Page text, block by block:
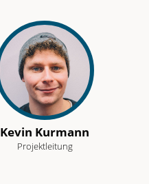
Kevin Kurmann
Projektleitung